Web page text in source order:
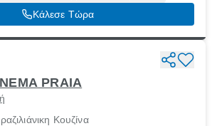
Κάλεσε Τώρα
PRAIA
Κουζίνα